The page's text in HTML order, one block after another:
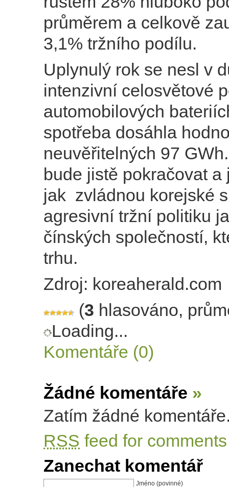
průměrem a celkově
3,1% tržního podílu.
Uplynulý rok se nesl v
intenzivní celosvětové
automobilových
spotřeba dosáhla
neuvěřitelných 97
bude jistě pokračovat a
jak zvládnou korejské
agresivní tržní politiku
čínských společností,
trhu.
Zdroj: koreaherald.com
(3 hlasováno,
Loading...
Komentáře (0)
Žádné komentáře »
Zatím žádné
RSS feed for
Zanechat komentář
Jméno (povinné)